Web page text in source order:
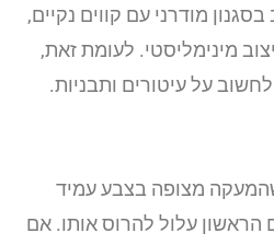
מודרני עם קווים נקיים,
מינימליסטי. לעומת זאת,
על עיטורים ותבניות.
מצופה בצבע עמיד
עלול להרוס אותו. אם